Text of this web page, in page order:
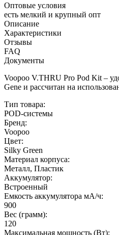
Оптовые условия
есть мелкий и крупный опт
Описание
Характеристики
Отзывы
FAQ
Документы
Voopoo V.THRU Pro Pod Kit –
Gene и рассчитан на
Тип товара:
POD-системы
Бренд:
Voopoo
Цвет:
Silky Green
Материал корпуса:
Металл, Пластик
Аккумулятор:
Встроенный
Емкость аккумулятора мА/ч:
900
Вес (грамм):
120
Максимальная мощность (Вт):